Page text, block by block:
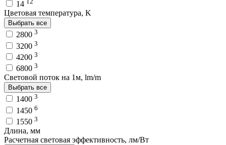
14
Цветовая температура, K
Выбрать все
2800 3
3200 3
4200 3
6800 3
Световой поток на 1м, lm/m
Выбрать все
1400 3
1450 6
1550 3
Длина, мм
Расчетная световая эффективность, лм/Вт